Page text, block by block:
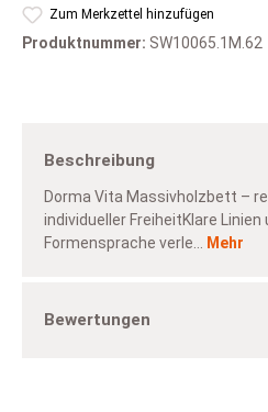
Zum Merkzettel hinzufügen
Produktnummer: SW10065.1M.62
Beschreibung
Dorma Vita Massivholzbett –
individueller FreiheitKlare Linien
Formensprache verle…
Mehr
Bewertungen